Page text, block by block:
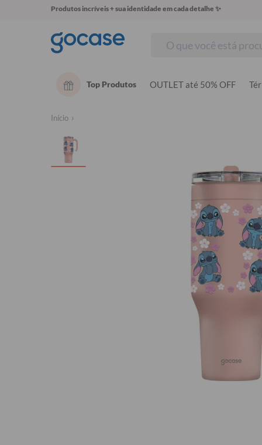
Produtos incríveis + sua identidade em cada detalhe ✨
Top Produtos OUTLET até 50% OFF
Início